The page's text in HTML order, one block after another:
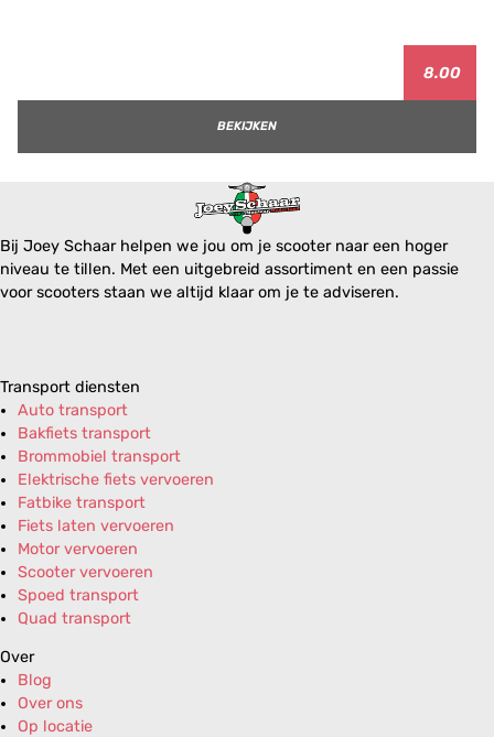
8.00
BEKIJKEN
Bij Joey Schaar helpen we jou om je scooter naar een hoger
niveau te tillen. Met een uitgebreid assortiment en een passie
voor scooters staan we altijd klaar om je te adviseren.
Transport diensten
Auto transport
Bakfiets transport
Brommobiel transport
Elektrische fiets vervoeren
Fatbike transport
Fiets laten vervoeren
Motor vervoeren
Scooter vervoeren
Spoed transport
Quad transport
Over
Blog
Over ons
Op locatie